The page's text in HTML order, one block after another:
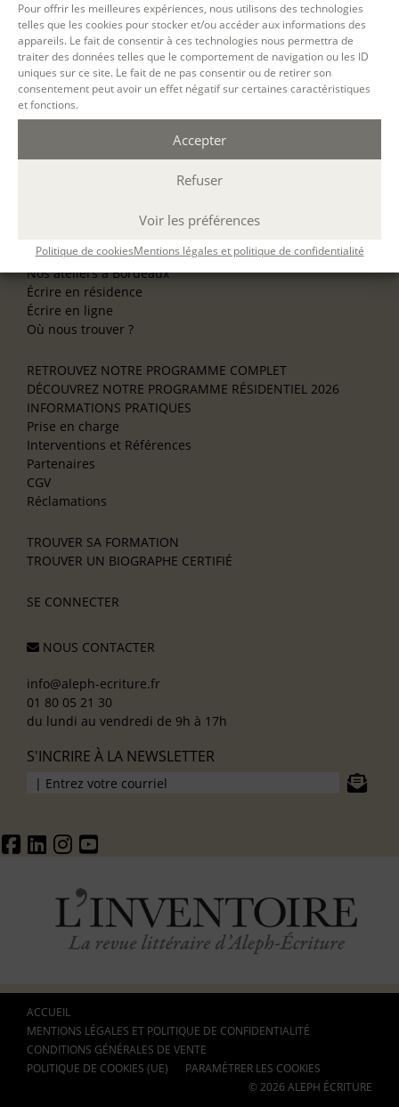
Pour offrir les meilleures expériences, nous utilisons des technologies
telles que les cookies pour stocker et/ou accéder aux informations des
appareils. Le fait de consentir à ces technologies nous permettra de
traiter des données telles que le comportement de navigation ou les ID
uniques sur ce site. Le fait de ne pas consentir ou de retirer son
consentement peut avoir un effet négatif sur certaines caractéristiques
et fonctions.
Accepter
Refuser
Voir les préférences
Politique de cookiesMentions légales et politique de confidentialité
NOS ATELIERS
Découverte
L’école d’écriture
La fabrique du manuscrit
Les stages pour artistes-auteurs
Se former à la biographie
Nos ateliers à Lyon
Nos ateliers à Bordeaux
Écrire en résidence
Écrire en ligne
Où nous trouver ?
RETROUVEZ NOTRE PROGRAMME COMPLET
DÉCOUVREZ NOTRE PROGRAMME RÉSIDENTIEL 2026
INFORMATIONS PRATIQUES
Prise en charge
Interventions et Références
Partenaires
CGV
Réclamations
TROUVER SA FORMATION
TROUVER UN BIOGRAPHE CERTIFIÉ
SE CONNECTER
NOUS CONTACTER
info@aleph-ecriture.fr
01 80 05 21 30
du lundi au vendredi de 9h à 17h
S'INCRIRE À LA NEWSLETTER
ACCUEIL
MENTIONS LÉGALES ET POLITIQUE DE CONFIDENTIALITÉ
CONDITIONS GÉNÉRALES DE VENTE
POLITIQUE DE COOKIES (UE)
PARAMÉTRER LES COOKIES
© 2026 ALEPH ÉCRITURE